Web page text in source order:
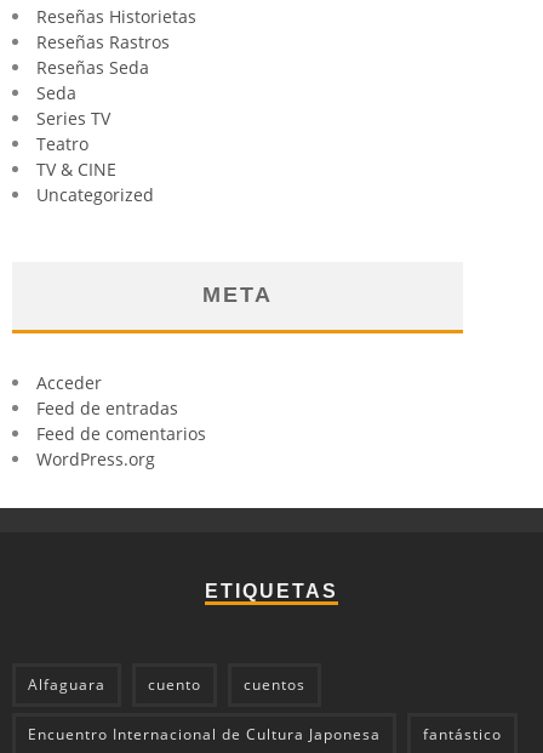
Reseñas Historietas
Reseñas Rastros
Reseñas Seda
Seda
Series TV
Teatro
TV & CINE
Uncategorized
META
Acceder
Feed de entradas
Feed de comentarios
WordPress.org
ETIQUETAS
Alfaguara cuento cuentos
Encuentro Internacional de Cultura Japonesa fantástico